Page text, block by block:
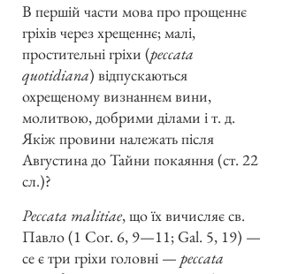
В першій части мова про прощеннє
гріхів через хрещеннє; малі,
простительні гріхи (peccata
quotidiana) відпускаються
охрещеному визнаннєм вини,
молитвою, добрими ділами і т. д.
Якіж провини належать після
Августина до Тайни покаяння (ст. 22
сл.)?
Peccata malitiae, що їх вичисляє св.
Павло (1 Cor. 6, 9—11; Gal. 5, 19) —
се є три гріхи головні — peccata